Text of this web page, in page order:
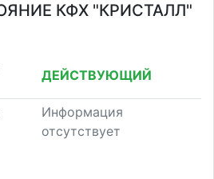
КФХ "КРИСТАЛЛ"
ДЕЙСТВУЮЩИЙ
Информация
отсутствует